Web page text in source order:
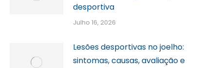
desportiva
Julho 16, 2026
Lesões desportivas no joelho:
sintomas, causas, avaliação e